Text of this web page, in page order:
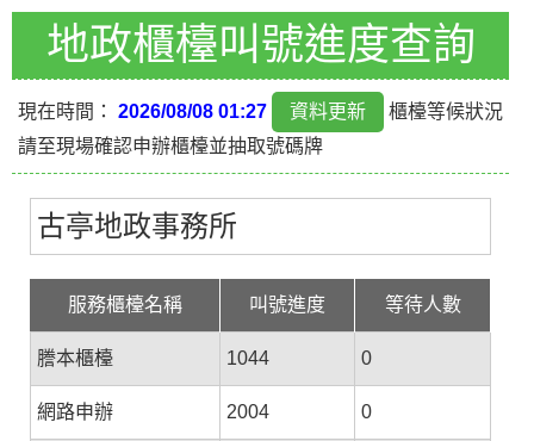
地政櫃檯叫號進度查詢
現在時間： 2026/08/08 01:27
櫃檯等候狀況
請至現場確認申辦櫃檯並抽取號碼牌
古亭地政事務所
服務櫃檯名稱 叫號進度 等待人數
謄本櫃檯 1044 0
網路申辦 2004 0